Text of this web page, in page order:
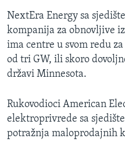
NextEra Energy sa
kompanija za obnovljive
ima centre u svom redu
od tri GW, ili skoro
državi Minnesota.
Rukovodioci American
elektroprivrede sa
potražnja maloprodajnih